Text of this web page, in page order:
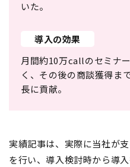
いた。
導入の効果
月間約10万callのセミナ
く、その後の商談獲得ま
長に貢献。
実績記事は、実際に当社が
を行い、導入検討時から導